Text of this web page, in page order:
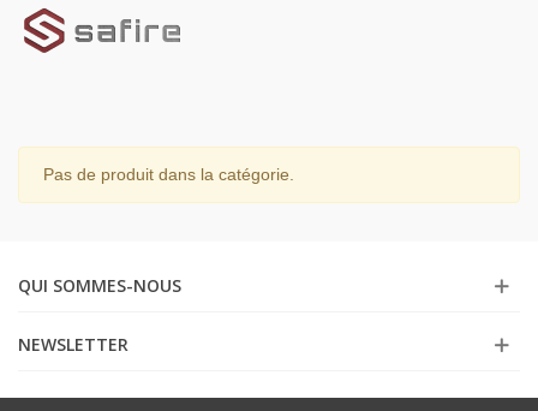
Pas de produit dans la catégorie.
QUI SOMMES-NOUS
NEWSLETTER